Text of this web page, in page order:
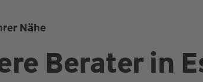
Nähe
Berater in